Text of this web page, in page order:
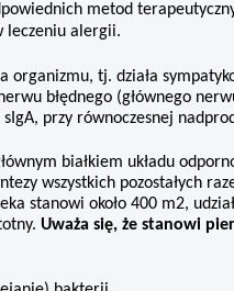
metod
leczeniu alergii.
or­ganizmu, tj. działa
błędnego (głównego
przy równoczesnej
białkiem układu
wszystkich pozostałych
stanowi oko­ło 400 m2,
Uważa się, że stano­wi